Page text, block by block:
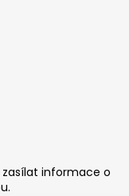
informace o